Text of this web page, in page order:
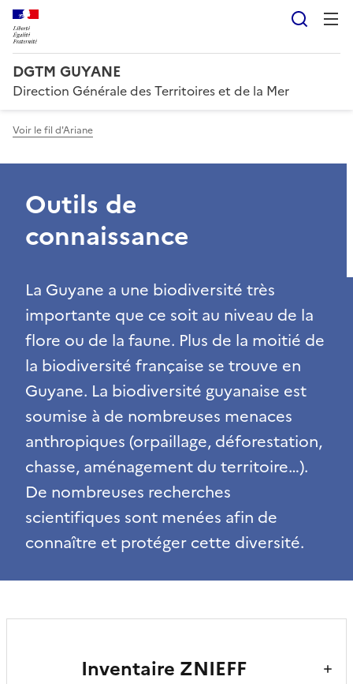
DGTM GUYANE
Direction Générale des Territoires et de la Mer
Voir le fil d'Ariane
Outils de
connaissance
La Guyane a une biodiversité très
importante que ce soit au niveau de la
flore ou de la faune. Plus de la moitié de
la biodiversité française se trouve en
Guyane. La biodiversité guyanaise est
soumise à de nombreuses menaces
anthropiques (orpaillage, déforestation,
chasse, aménagement du territoire…).
De nombreuses recherches
scientifiques sont menées afin de
connaître et protéger cette diversité.
Inventaire ZNIEFF